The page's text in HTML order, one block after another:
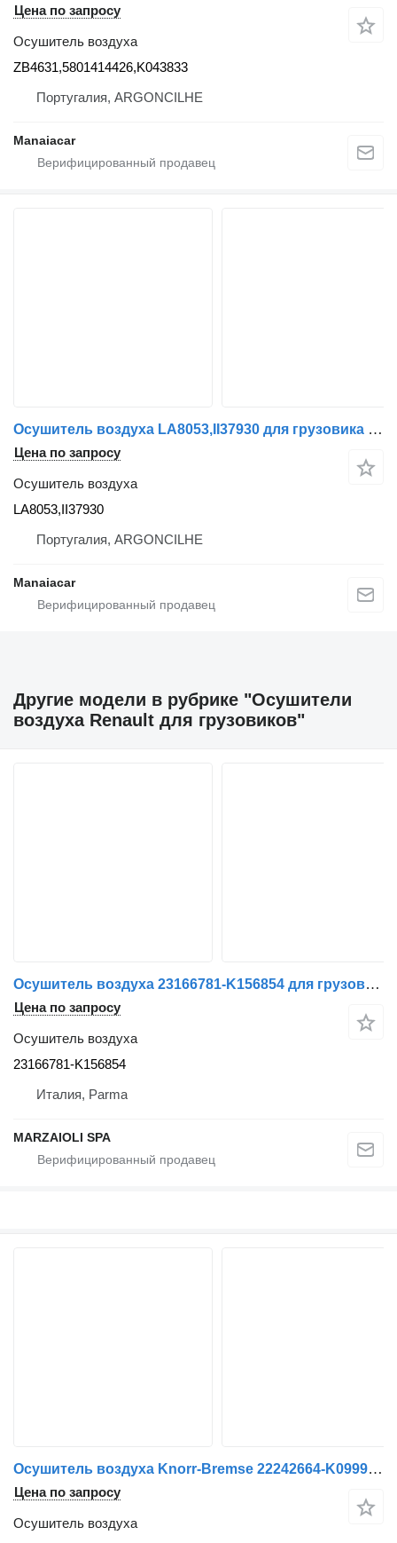
Цена по запросу
Осушитель воздуха
ZB4631,5801414426,K043833
Португалия, ARGONCILHE
Manaiacar
Осушитель воздуха LA8053,II37930 для грузовика Renault Magnum | 90
Цена по запросу
Осушитель воздуха
LA8053,II37930
Португалия, ARGONCILHE
Manaiacar
Другие модели в рубрике "Осушители
воздуха Renault для грузовиков"
Осушитель воздуха 23166781-K156854 для грузовика Renault Premium
Цена по запросу
Осушитель воздуха
23166781-K156854
Италия, Parma
MARZAIOLI SPA
Осушитель воздуха Knorr-Bremse 22242664-K099935 для грузовика Renault Premium
Цена по запросу
Осушитель воздуха